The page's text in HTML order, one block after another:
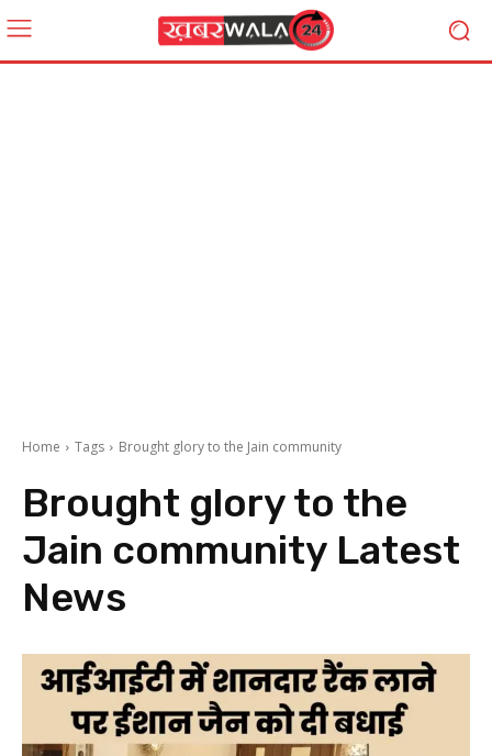
Home Tags Brought glory to the Jain community
Brought glory to the
Jain community Latest
News